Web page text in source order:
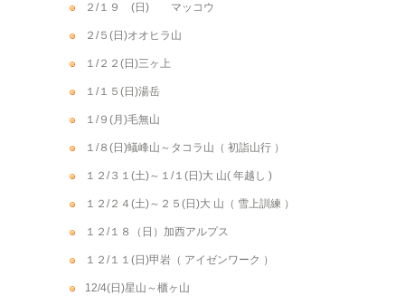
２/１９ (日) マッコウ
２/５(日)オオヒラ山
１/２２(日)三ヶ上
１/１５(日)湯岳
１/９(月)毛無山
１/８(日)蟻峰山～タコラ山（ 初詣山行 ）
１２/３１(土)～１/１(日)大 山( 年越し )
１２/２４(土)～２５(日)大 山（ 雪上訓練 ）
１２/１８（日）加西アルプス
１２/１１(日)甲岩（ アイゼンワーク ）
12/4(日)星山～櫃ヶ山